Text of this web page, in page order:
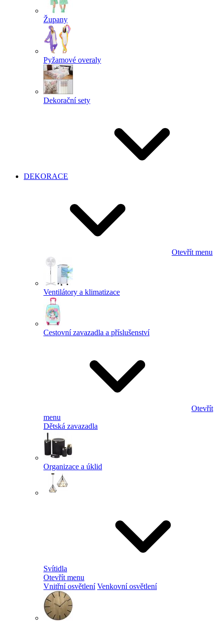
Župany
Pyžamové overaly
Dekorační sety
DEKORACE
Otevřít menu
Ventilátory a klimatizace
Cestovní zavazadla a příslušenství
Otevřít
menu
Dětská zavazadla
Organizace a úklid
Svítidla
Otevřít menu
Vnitřní osvětlení Venkovní osvětlení